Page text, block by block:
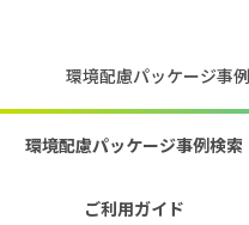
環境配慮パッケージ事
環境配慮パッケージ事例検索
ご利用ガイド